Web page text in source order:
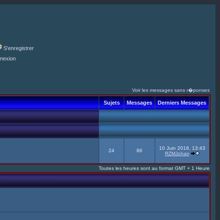
S'enregistrer
Voir les messages sans r�ponses
Sujets Messages Derniers Messages
24 86
10 Juin 2018, 13:43
RZMJohan
Toutes les heures sont au format GMT + 1 Heure